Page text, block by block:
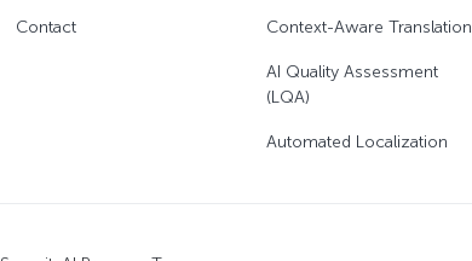
Contact Context-Aware Translation
AI Quality Assessment
(LQA)
Automated Localization